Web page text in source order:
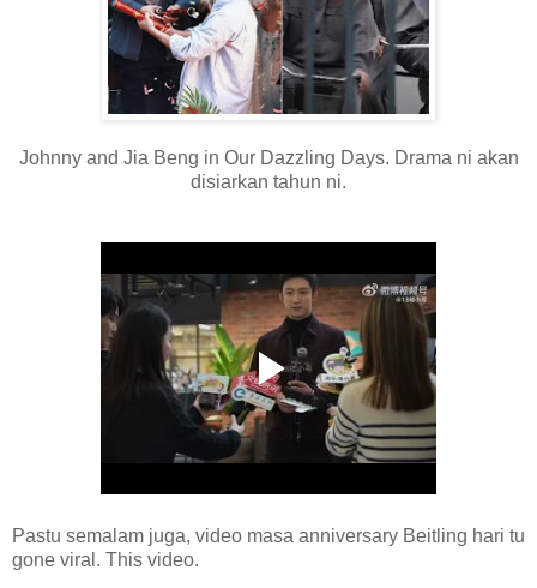
Johnny and Jia Beng in Our Dazzling Days. Drama ni akan
disiarkan tahun ni.
Pastu semalam juga, video masa anniversary Beitling hari tu
gone viral. This video.